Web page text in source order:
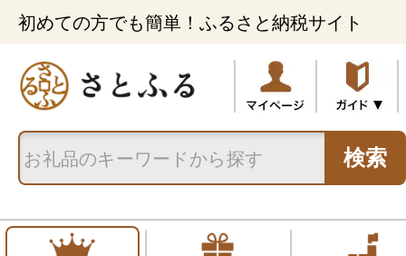
初めての方でも簡単！ふるさと納税サイト
検索